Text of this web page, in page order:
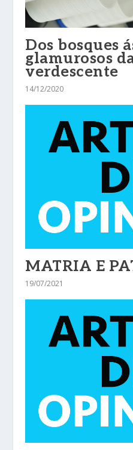
Dos bosques
glamurosos
verdescente
14/12/2020
MATRIA E
19/07/2021